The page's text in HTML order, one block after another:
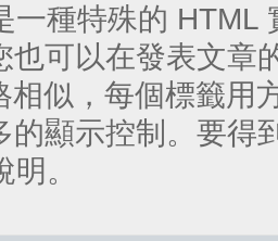
一種特殊的 HTML
也可以在發表文章
相似，每個標籤用
的顯示控制。要得
。